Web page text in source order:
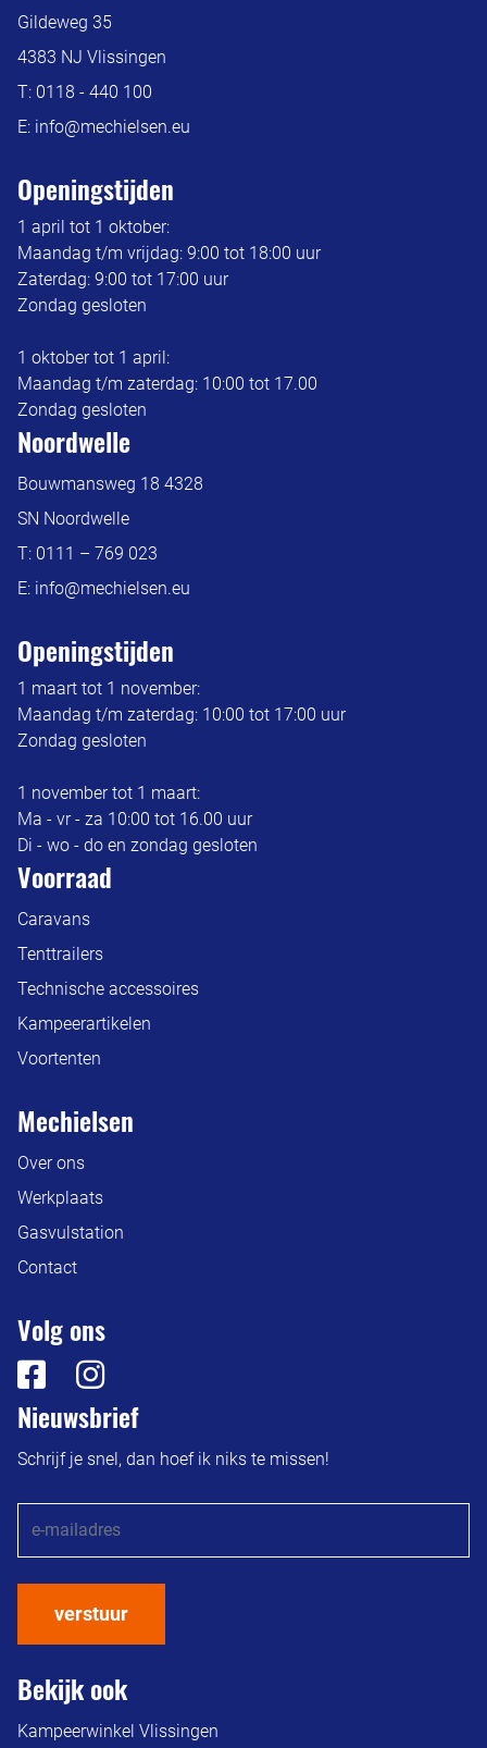
Gildeweg 35
4383 NJ Vlissingen
T: 0118 - 440 100
E: info@mechielsen.eu
Openingstijden
1 april tot 1 oktober:
Maandag t/m vrijdag: 9:00 tot 18:00 uur
Zaterdag: 9:00 tot 17:00 uur
Zondag gesloten
1 oktober tot 1 april:
Maandag t/m zaterdag: 10:00 tot 17.00
Zondag gesloten
Noordwelle
Bouwmansweg 18 4328
SN Noordwelle
T: 0111 – 769 023
E: info@mechielsen.eu
Openingstijden
1 maart tot 1 november:
Maandag t/m zaterdag: 10:00 tot 17:00 uur
Zondag gesloten
1 november tot 1 maart:
Ma - vr - za 10:00 tot 16.00 uur
Di - wo - do en zondag gesloten
Voorraad
Caravans
Tenttrailers
Technische accessoires
Kampeerartikelen
Voortenten
Mechielsen
Over ons
Werkplaats
Gasvulstation
Contact
Volg ons
Nieuwsbrief
Schrijf je snel, dan hoef ik niks te missen!
verstuur
Bekijk ook
Kampeerwinkel Vlissingen